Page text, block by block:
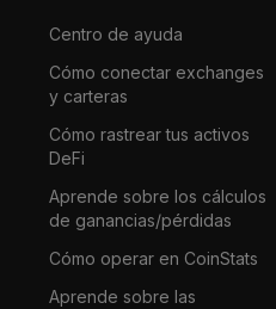
Centro de ayuda
Cómo conectar exchanges
y carteras
Cómo rastrear tus activos
DeFi
Aprende sobre los cálculos
de ganancias/pérdidas
Cómo operar en CoinStats
Aprende sobre las